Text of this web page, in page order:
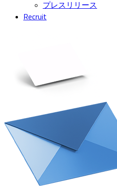
プレスリリース
Recruit